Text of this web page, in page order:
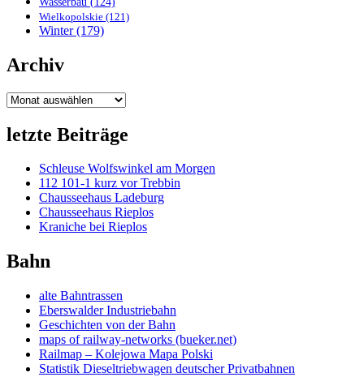
Wielkopolskie (121)
Winter(179)
Archiv
Archiv
letzte Beiträge
Schleuse Wolfswinkel am Morgen
112 101-1 kurz vor Trebbin
Chausseehaus Ladeburg
Chausseehaus Rieplos
Kraniche bei Rieplos
Bahn
alte Bahntrassen
Eberswalder Industriebahn
Geschichten von der Bahn
maps of railway-networks (bueker.net)
Railmap – Kolejowa Mapa Polski
Statistik Dieseltriebwagen deutscher Privatbahnen